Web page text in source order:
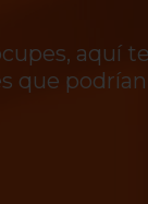
aquí
que